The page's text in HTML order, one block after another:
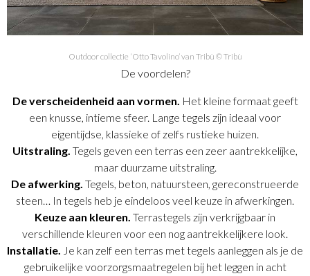
Outdoor collectie ‘Otto Tavolino’ van Tribù © Tribù
De voordelen?
De verscheidenheid aan vormen. Het kleine formaat geeft
een knusse, intieme sfeer. Lange tegels zijn ideaal voor
eigentijdse, klassieke of zelfs rustieke huizen.
Uitstraling. Tegels geven een terras een zeer aantrekkelijke,
maar duurzame uitstraling.
De afwerking. Tegels, beton, natuursteen, gereconstrueerde
steen… In tegels heb je eindeloos veel keuze in afwerkingen.
Keuze aan kleuren. Terrastegels zijn verkrijgbaar in
verschillende kleuren voor een nog aantrekkelijkere look.
Installatie. Je kan zelf een terras met tegels aanleggen als je de
gebruikelijke voorzorgsmaatregelen bij het leggen in acht